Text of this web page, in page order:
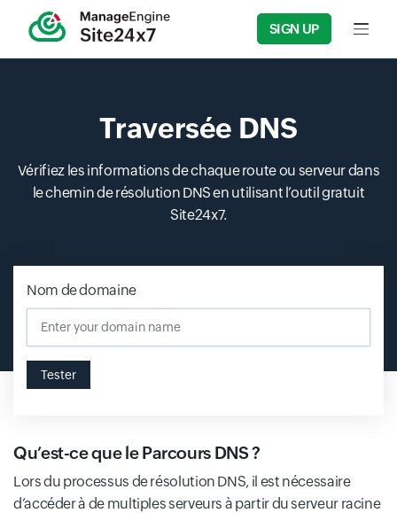
SIGN UP Input
Traversée DNS
Vérifiez les informations de chaque route ou serveur dans
le chemin de résolution DNS en utilisant l’outil gratuit
Site24x7.
Nom de domaine
Input field
Tester
Qu’est-ce que le Parcours DNS ?
Lors du processus de résolution DNS, il est nécessaire
d’accéder à de multiples serveurs à partir du serveur racine